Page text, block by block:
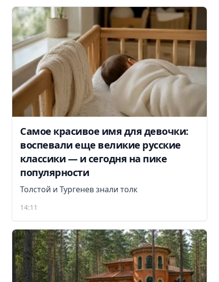
Самое красивое имя для девочки:
воспевали еще великие русские
классики — и сегодня на пике
популярности
Толстой и Тургенев знали толк
14:11